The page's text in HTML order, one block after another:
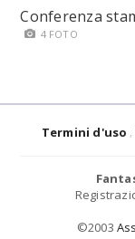
Conferenza
4 FOTO
Termini d'uso
©2003